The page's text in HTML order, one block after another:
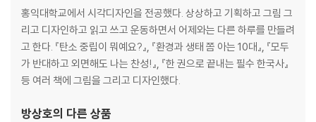
홍익대학교에서 시각디자인을 전공했다. 상상하고 기획하고 그림 그
리고 디자인하고 읽고 쓰고 운동하면서 어제와는 다른 하루를 만들려
고 한다. 『탄소 중립이 뭐예요?』, 『환경과 생태 쫌 아는 10대』, 『모두
가 반대하고 외면해도 나는 찬성!』, 『한 권으로 끝내는 필수 한국사』
등 여러 책에 그림을 그리고 디자인했다.
방상호의 다른 상품